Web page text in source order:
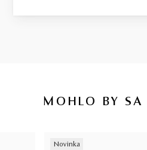
MOHLO BY SA
Novinka